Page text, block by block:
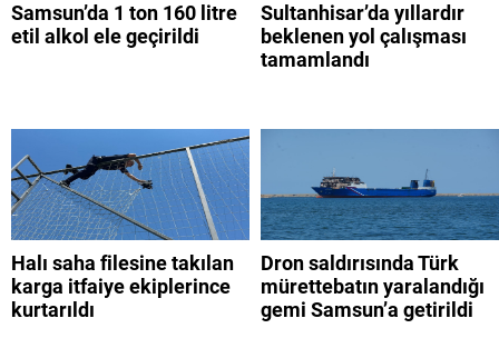
Samsun’da 1 ton 160 litre
etil alkol ele geçirildi
Sultanhisar’da yıllardır
beklenen yol çalışması
tamamlandı
Halı saha filesine takılan
karga itfaiye ekiplerince
kurtarıldı
Dron saldırısında Türk
mürettebatın yaralandığı
gemi Samsun’a getirildi